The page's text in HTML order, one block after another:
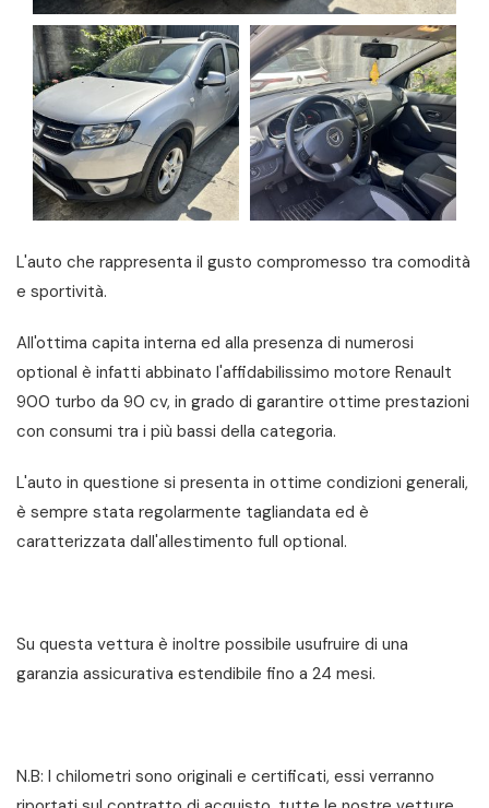
L'auto che rappresenta il gusto compromesso tra comodità
e sportività.
All'ottima capita interna ed alla presenza di numerosi
optional è infatti abbinato l'affidabilissimo motore Renault
900 turbo da 90 cv, in grado di garantire ottime prestazioni
con consumi tra i più bassi della categoria.
L'auto in questione si presenta in ottime condizioni generali,
è sempre stata regolarmente tagliandata ed è
caratterizzata dall'allestimento full optional.
Su questa vettura è inoltre possibile usufruire di una
garanzia assicurativa estendibile fino a 24 mesi.
N.B: I chilometri sono originali e certificati, essi verranno